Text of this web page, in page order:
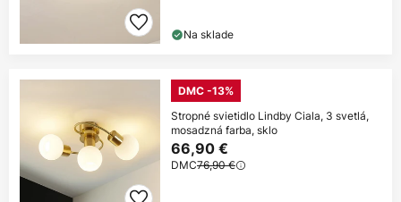
Na sklade
DMC -13%
Stropné svietidlo Lindby Ciala, 3 svetlá,
mosadzná farba, sklo
66,90 €
DMC76,90 €